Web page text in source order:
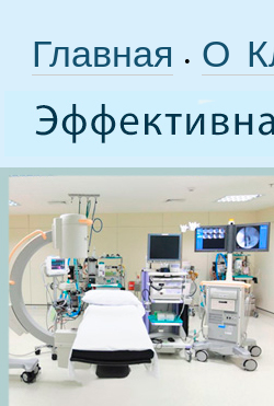
Главная • О